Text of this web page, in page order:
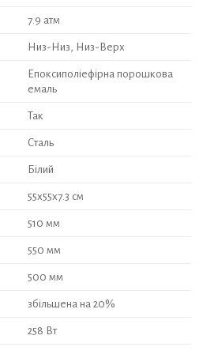
7.9 атм
Низ-Низ, Низ-Верх
Епоксиполіефірна порошкова
емаль
Так
Сталь
Білий
55х55х7.3 см
510 мм
550 мм
500 мм
збільшена на 20%
258 Вт